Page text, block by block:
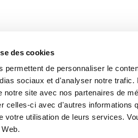
des cookies
permettent de personnaliser le
sociaux et d'analyser notre
notre site avec nos partenaires de
celles-ci avec d'autres informations
votre utilisation de leurs services.